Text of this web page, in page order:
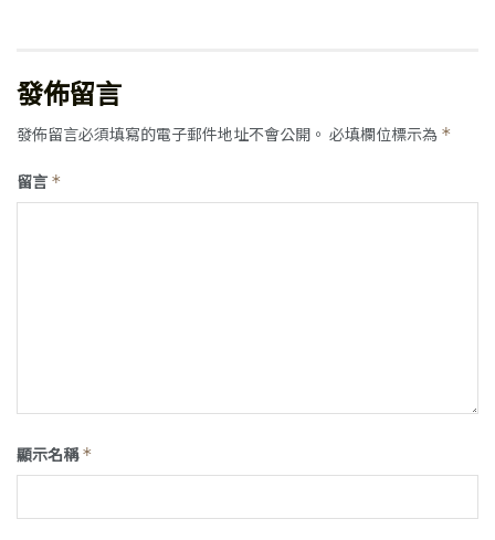
發佈留言
發佈留言必須填寫的電子郵件地址不會公開。 必填欄位標示為 *
留言 *
顯示名稱*